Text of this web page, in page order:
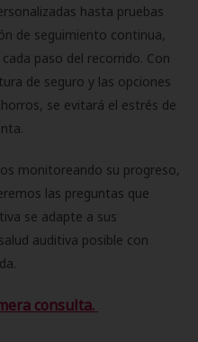
hasta pruebas
de seguimiento continua,
paso del recorrido. Con
de seguro y las opciones
se evitará el estrés de
monitoreando su progreso,
las preguntas que
se adapte a sus
auditiva posible con
consulta.